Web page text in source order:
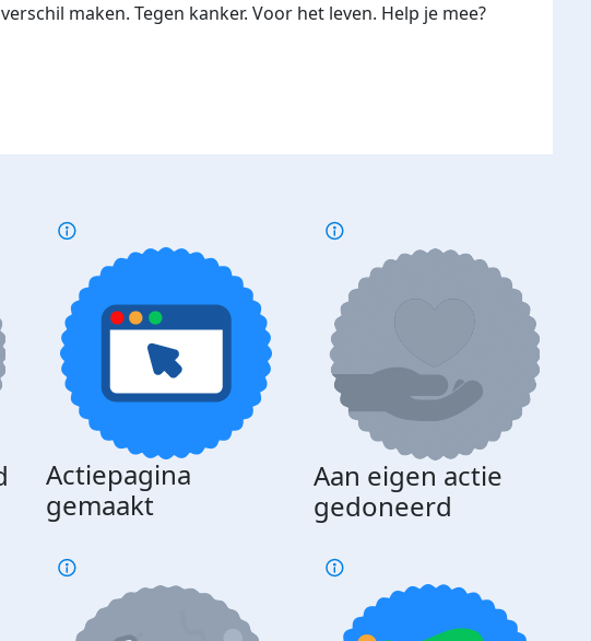
maken. Tegen kanker. Voor het leven. Help je mee?
Actiepagina
gemaakt
Aan eigen actie
gedoneerd